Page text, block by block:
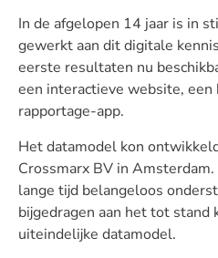
In de afgelopen 14 jaar is in
gewerkt aan dit digitale
eerste resultaten nu
een interactieve website, een
rapportage-app.
Het datamodel kon
Crossmarx BV in
lange tijd belangeloos
bijgedragen aan het tot stand
uiteindelijke datamodel.